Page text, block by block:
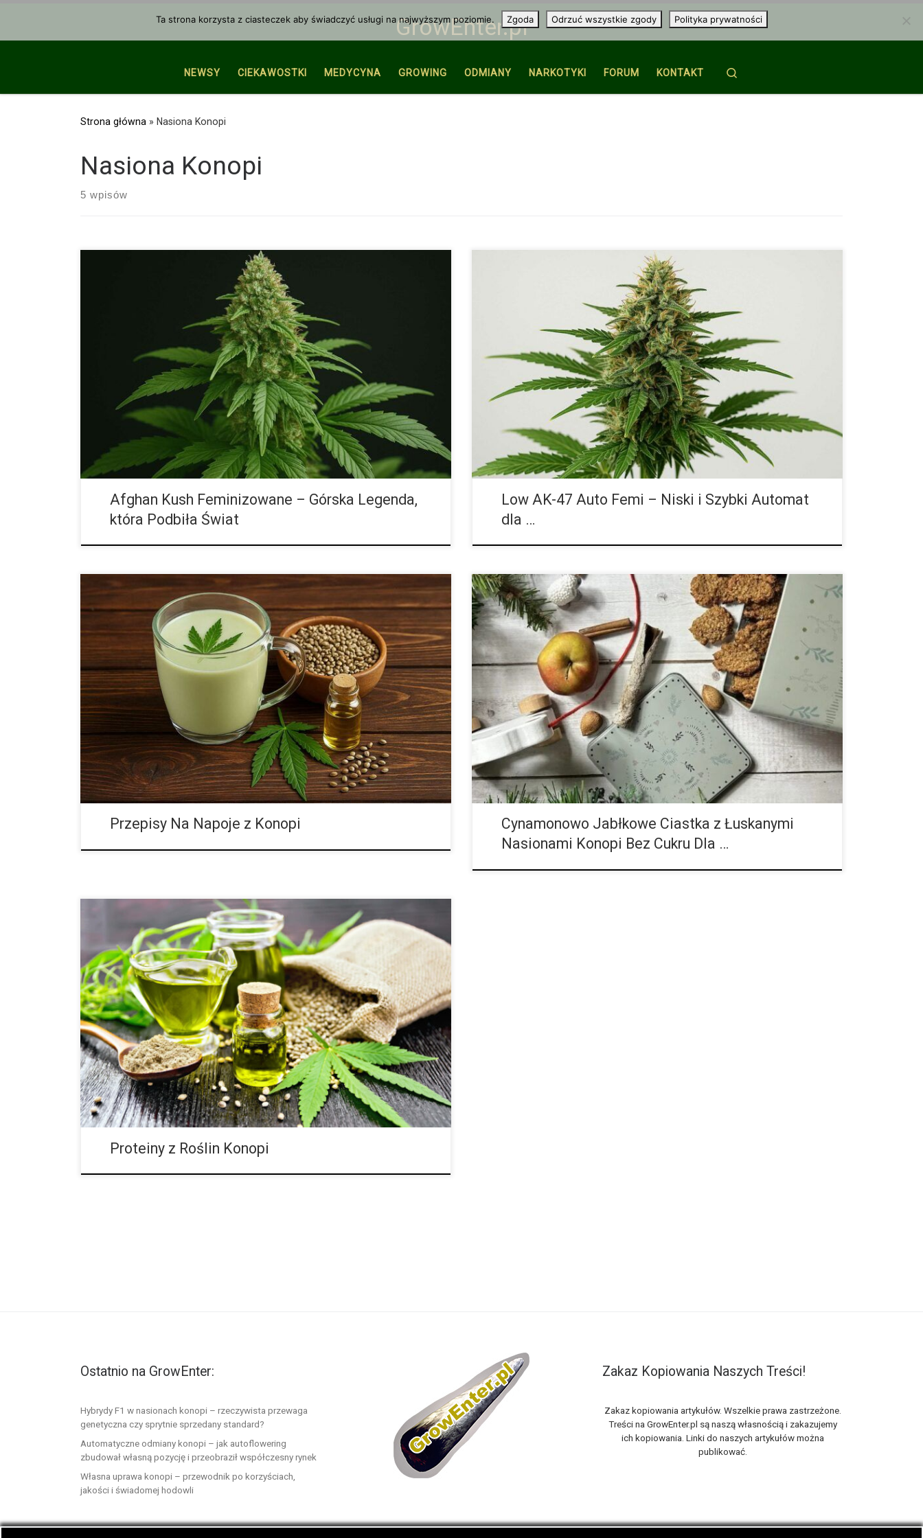
GrowEnter.pl
NEWSY CIEKAWOSTKI MEDYCYNA GROWING ODMIANY NARKOTYKI FORUM KONTAKT
Strona główna » Nasiona Konopi
Nasiona Konopi
5 wpisów
Od mroźnych gór Hindukusz po Twój ogród Afghan Kush Feminizowane to odmiana,
która pachnie historią. Nie powstała w nowoczesnych laboratoriach genetycznych ani
w wyniku eksperymentów współczesnych breederów. Jej korzenie sięgają […]
Afghan Kush Feminizowane – Górska Legenda,
która Podbiła Świat
Low AK-47 Automatic Feminizowane – recenzja i poradnik uprawy Low AK-47
Automatic Feminizowane to odmiana marihuany powstała z połączenia Lowres#2 ×
Ak-47 Auto. To wersja automatyczna i feminizowana, dzięki czemu […]
Low AK-47 Auto Femi – Niski i Szybki Automat
dla …
Konopie awansowały społecznie. Z lumpenplanty do superfoodu. Z osiedlowych
legend do supermarketowych półek. A wszystko to za sprawą ich bezwstydnie
zdrowych nasion – pozbawionych mocy odurzającej, lecz bogatych w białko, […]
Przepisy Na Napoje z Konopi
W okresie świątecznym cieszymy się szczególnie pysznymi ciastkami, a przy tym nie
możemy pominąć najmniejszych. Naszymi ulubionymi smakołykami są bezcukrowe
świąteczne ciasteczka dla dzieci, które oczarowują harmonijnym połączeniem jabłka,
nasion […]
Cynamonowo Jabłkowe Ciastka z Łuskanymi
Nasionami Konopi Bez Cukru Dla …
Dlaczego Są Korzystne Dla Zdrowia? Sportowcy, osoby świadomie odżywiające się
oraz osoby interesujące się biologią wiedzą, że białka lub proteiny, wraz z
węglowodanami i tłuszczami, należą do trzech makroskładników pokarmowych, […]
Proteiny z Roślin Konopi
Ostatnio na GrowEnter:
Hybrydy F1 w nasionach konopi – rzeczywista przewaga
genetyczna czy sprytnie sprzedany standard?
Automatyczne odmiany konopi – jak autoflowering
zbudował własną pozycję i przeobraził współczesny rynek
Własna uprawa konopi – przewodnik po korzyściach,
jakości i świadomej hodowli
Zakaz Kopiowania Naszych Treści!
Zakaz kopiowania artykułów. Wszelkie prawa zastrzeżone.
Treści na GrowEnter.pl są naszą własnością i zakazujemy
ich kopiowania. Linki do naszych artykułów można
publikować.
Ta strona korzysta z ciasteczek aby świadczyć usługi na najwyższym poziomie. Zgoda Odrzuć wszystkie zgody Polityka prywatności